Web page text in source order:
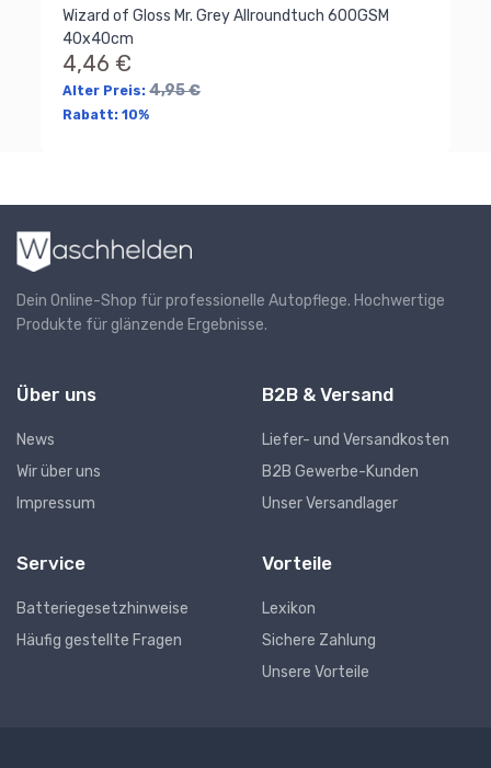
Wizard of Gloss Mr. Grey Allroundtuch 600GSM
40x40cm
4,46 €
Alter Preis: 4,95 €
Rabatt: 10%
Dein Online-Shop für professionelle Autopflege. Hochwertige
Produkte für glänzende Ergebnisse.
Über uns
News
Wir über uns
Impressum
B2B & Versand
Liefer- und Versandkosten
B2B Gewerbe-Kunden
Unser Versandlager
Service
Batteriegesetzhinweise
Häufig gestellte Fragen
Vorteile
Lexikon
Sichere Zahlung
Unsere Vorteile